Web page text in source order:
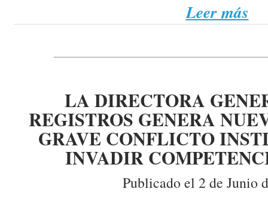
Leer más
LA DIRECTORA
REGISTROS GENERA
GRAVE CONFLICTO
INVADIR
Publicado el 2 de Junio